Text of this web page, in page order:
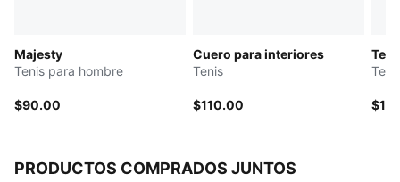
Majesty
Tenis para hombre
$90.00
Cuero para interiores
Tenis
$110.00
PRODUCTOS COMPRADOS JUNTOS